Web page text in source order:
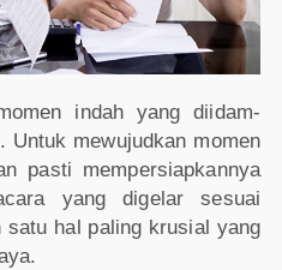
indah yang diidam-
Untuk mewujudkan momen
pasti mempersiapkannya
yang digelar sesuai
satu hal paling krusial yang